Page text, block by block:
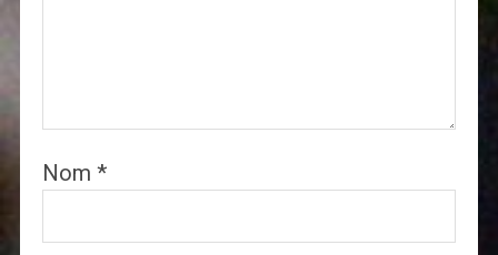
Nom *